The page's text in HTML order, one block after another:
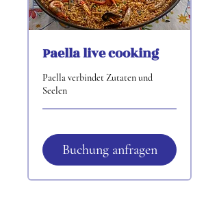
Paella live cooking
Paella verbindet Zutaten und
Seelen
Buchung anfragen